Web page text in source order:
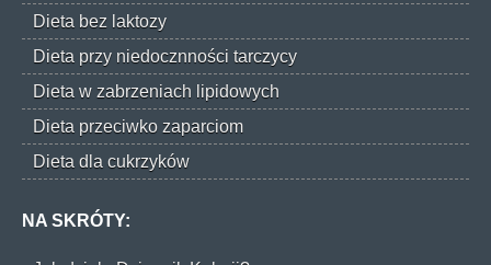
Dieta bez laktozy
Dieta przy niedocznności tarczycy
Dieta w zabrzeniach lipidowych
Dieta przeciwko zaparciom
Dieta dla cukrzyków
NA SKRÓTY: